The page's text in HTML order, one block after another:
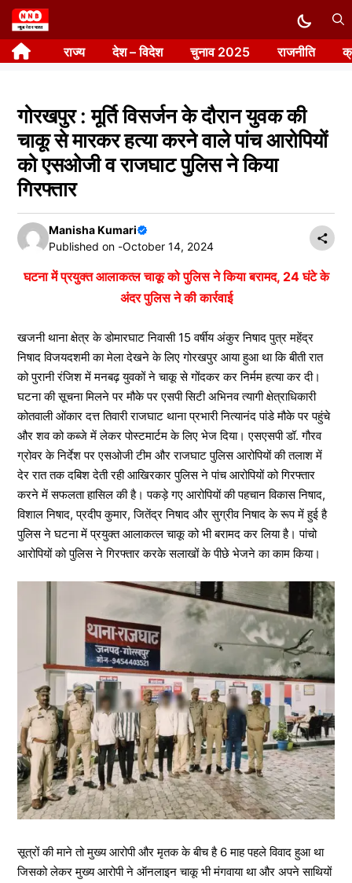
Skip
to
content राज्य देश – विदेश चुनाव 2025 राजनीति
गोरखपुर : मूर्ति विसर्जन के दौरान युवक की
चाकू से मारकर हत्या करने वाले पांच आरोपियों
को एसओजी व राजघाट पुलिस ने किया
गिरफ्तार
Manisha Kumari
Published on -October 14, 2024
घटना में प्रयुक्त आलाकत्ल चाकू को पुलिस ने किया बरामद, 24 घंटे के
अंदर पुलिस ने की कार्रवाई
खजनी थाना क्षेत्र के डोमारघाट निवासी 15 वर्षीय अंकुर निषाद पुत्र महेंद्र
निषाद विजयदशमी का मेला देखने के लिए गोरखपुर आया हुआ था कि बीती रात
को पुरानी रंजिश में मनबढ़ युवकों ने चाकू से गोंदकर कर निर्मम हत्या कर दी।
घटना की सूचना मिलने पर मौके पर एसपी सिटी अभिनव त्यागी क्षेत्राधिकारी
कोतवाली ओंकार दत्त तिवारी राजघाट थाना प्रभारी नित्यानंद पांडे मौके पर पहुंचे
और शव को कब्जे में लेकर पोस्टमार्टम के लिए भेज दिया। एसएसपी डॉ. गौरव
ग्रोवर के निर्देश पर एसओजी टीम और राजघाट पुलिस आरोपियों की तलाश में
देर रात तक दबिश देती रही आखिरकार पुलिस ने पांच आरोपियों को गिरफ्तार
करने में सफलता हासिल की है। पकड़े गए आरोपियों की पहचान विकास निषाद,
विशाल निषाद, प्रदीप कुमार, जितेंद्र निषाद और सुग्रीव निषाद के रूप में हुई है
पुलिस ने घटना में प्रयुक्त आलाकत्ल चाकू को भी बरामद कर लिया है। पांचो
आरोपियों को पुलिस ने गिरफ्तार करके सलाखों के पीछे भेजने का काम किया।
सूत्रों की माने तो मुख्य आरोपी और मृतक के बीच है 6 माह पहले विवाद हुआ था
जिसको लेकर मुख्य आरोपी ने ऑनलाइन चाकू भी मंगवाया था और अपने साथियों